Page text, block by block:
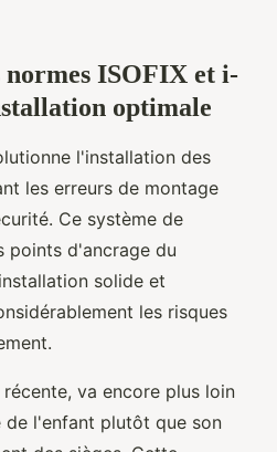
normes ISOFIX et i-
optimale
l'installation des
les erreurs de montage
Ce système de
points d'ancrage du
solide et
les risques
récente, va encore plus loin
l'enfant plutôt que son